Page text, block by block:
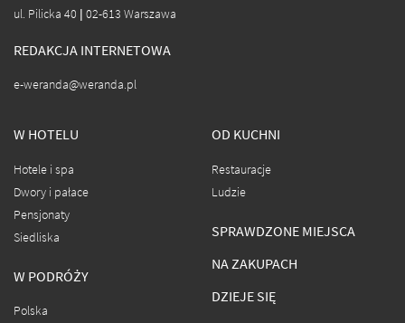
ul. Pilicka 40 | 02-613 Warszawa
REDAKCJA INTERNETOWA
e-weranda@weranda.pl
W HOTELU
Hotele i spa
Dwory i pałace
Pensjonaty
Siedliska
W PODRÓŻY
Polska
OD KUCHNI
Restauracje
Ludzie
SPRAWDZONE MIEJSCA
NA ZAKUPACH
DZIEJE SIĘ